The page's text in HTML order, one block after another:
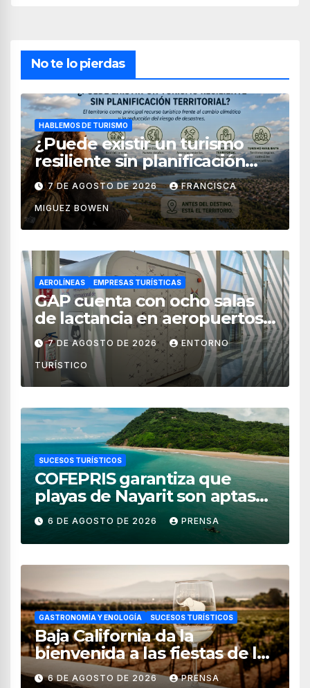
No te lo pierdas
HABLEMOS DE TURISMO
¿Puede existir un turismo
resiliente sin planificación
territorial?
7 DE AGOSTO DE 2026 FRANCISCA
MIGUEZ BOWEN
AEROLÍNEAS EMPRESAS TURÍSTICAS
GAP cuenta con ocho salas
de lactancia en aeropuertos
de México
7 DE AGOSTO DE 2026 ENTORNO
TURÍSTICO
SUCESOS TURÍSTICOS
COFEPRIS garantiza que
playas de Nayarit son aptas
para uso recreativo
6 DE AGOSTO DE 2026 PRENSA
GASTRONOMÍA Y ENOLOGÍA SUCESOS TURÍSTICOS
Baja California da la
bienvenida a las fiestas de la
vendimia 2026
6 DE AGOSTO DE 2026 PRENSA